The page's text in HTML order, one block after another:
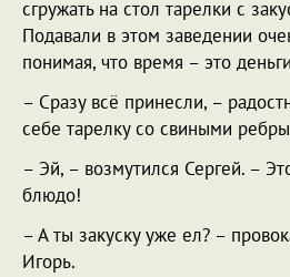
сгружать на стол тарелки с
Подавали в этом заведении
понимая, что время – это
– Сразу всё принесли, –
себе тарелку со свиными
– Эй, – возмутился Сергей. –
блюдо!
– А ты закуску уже ел? –
Игорь.